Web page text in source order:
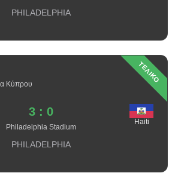
PHILADELPHIA
ΤΕΛΙΚΟ
Κύπρου
3 : 0
Philadelphia Stadium
Haiti
PHILADELPHIA